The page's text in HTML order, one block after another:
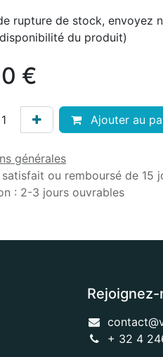
rupture de stock, envoyez
du produit)
€
Ajouter au
générales
satisfait ou remboursé de 15
: 2-3 jours ouvrables
Rejoignez-
+ 32 4